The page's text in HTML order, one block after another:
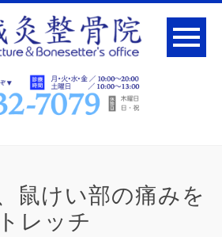
鼠けい部の痛みを
レッチ